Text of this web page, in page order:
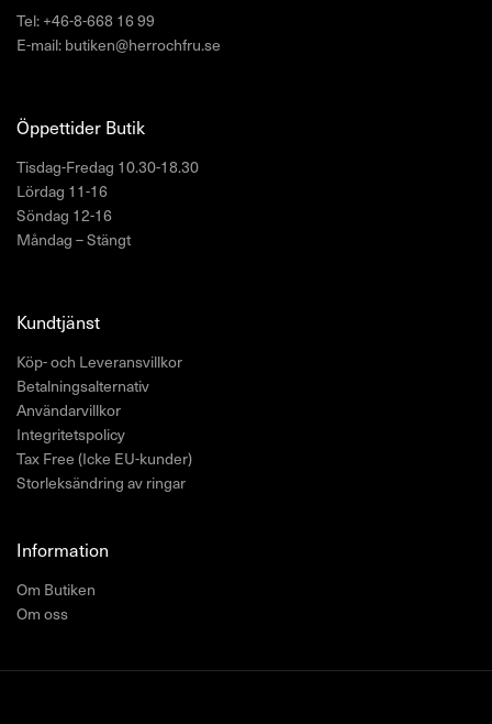
Tel: +46-8-668 16 99
E-mail: butiken@herrochfru.se
Öppettider Butik
Tisdag-Fredag 10.30-18.30
Lördag 11-16
Söndag 12-16
Måndag – Stängt
Kundtjänst
Köp- och Leveransvillkor
Betalningsalternativ
Användarvillkor
Integritetspolicy
Tax Free (Icke EU-kunder)
Storleksändring av ringar
Information
Om Butiken
Om oss